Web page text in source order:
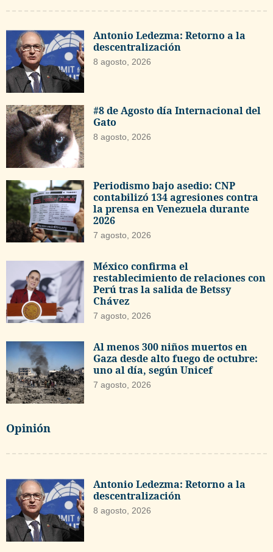
Antonio Ledezma: Retorno a la
descentralización
8 agosto, 2026
#8 de Agosto día Internacional del
Gato
8 agosto, 2026
Periodismo bajo asedio: CNP
contabilizó 134 agresiones contra
la prensa en Venezuela durante
2026
7 agosto, 2026
México confirma el
restablecimiento de relaciones con
Perú tras la salida de Betssy
Chávez
7 agosto, 2026
Al menos 300 niños muertos en
Gaza desde alto fuego de octubre:
uno al día, según Unicef
7 agosto, 2026
Opinión
Antonio Ledezma: Retorno a la
descentralización
8 agosto, 2026